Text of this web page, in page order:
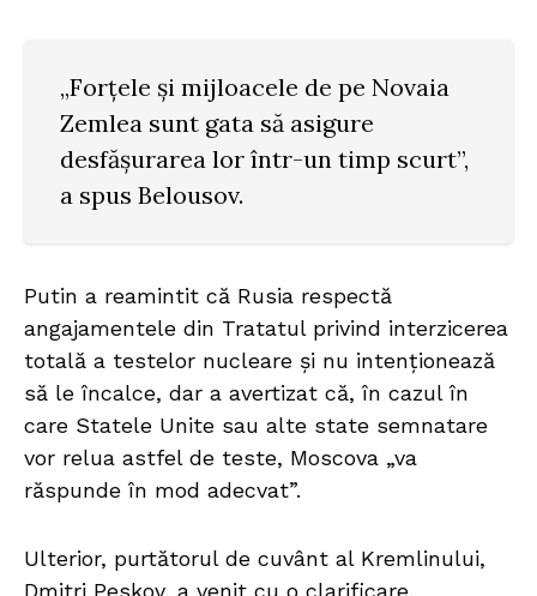
„Forțele și mijloacele de pe Novaia
Zemlea sunt gata să asigure
desfășurarea lor într-un timp scurt”,
a spus Belousov.
Putin a reamintit că Rusia respectă
angajamentele din Tratatul privind interzicerea
totală a testelor nucleare și nu intenționează
să le încalce, dar a avertizat că, în cazul în
care Statele Unite sau alte state semnatare
vor relua astfel de teste, Moscova „va
răspunde în mod adecvat”.
Ulterior, purtătorul de cuvânt al Kremlinului,